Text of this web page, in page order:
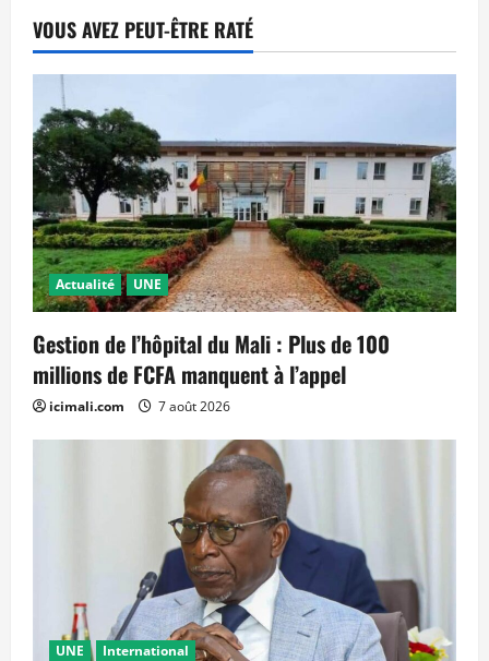
VOUS AVEZ PEUT-ÊTRE RATÉ
Actualité UNE
Gestion de l’hôpital du Mali : Plus de 100
millions de FCFA manquent à l’appel
icimali.com 7 août 2026
UNE International